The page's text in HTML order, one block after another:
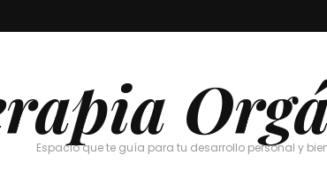
Espacio que te guía para tu desarrollo personal y